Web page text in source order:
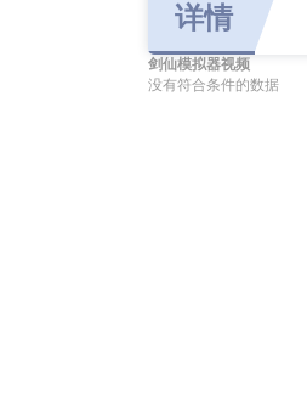
详情
剑仙模拟器视频
没有符合条件的数据